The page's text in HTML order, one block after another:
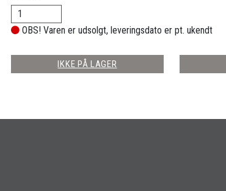
OBS! Varen er udsolgt, leveringsdato er pt. ukendt
IKKE PÅ LAGER